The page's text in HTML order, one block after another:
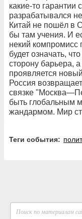
какие-то гарантии
разрабатывался
Китай не пошёл в
бы там учения. И
некий
будет означать,
сторону барьера,
проявляется
Россия
связке
быть глобальным
жандармом. Мир
Теги события: